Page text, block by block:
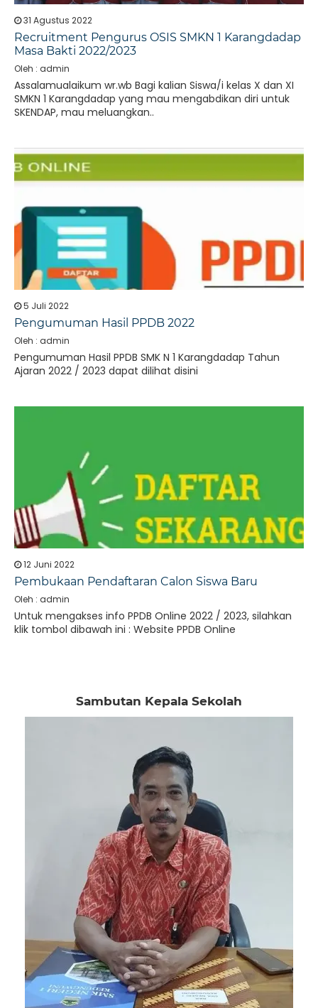
31 Agustus 2022
Recruitment Pengurus OSIS SMKN 1 Karangdadap
Masa Bakti 2022/2023
Oleh : admin
Assalamualaikum wr.wb Bagi kalian Siswa/i kelas X dan XI
SMKN 1 Karangdadap yang mau mengabdikan diri untuk
SKENDAP, mau meluangkan..
5 Juli 2022
Pengumuman Hasil PPDB 2022
Oleh : admin
Pengumuman Hasil PPDB SMK N 1 Karangdadap Tahun
Ajaran 2022 / 2023 dapat dilihat disini
12 Juni 2022
Pembukaan Pendaftaran Calon Siswa Baru
Oleh : admin
Untuk mengakses info PPDB Online 2022 / 2023, silahkan
klik tombol dibawah ini : Website PPDB Online
Sambutan Kepala Sekolah